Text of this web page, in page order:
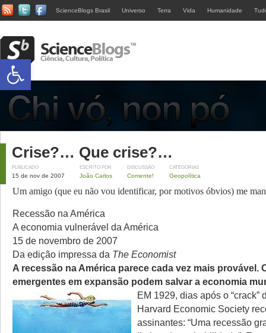
ScienceBlogs Brasil Universo Terra Vida Humanidade
Crise?… Que crise?…
PUBLICADO
15 de nov de 2007
ESCRITO POR
João Carlos
DISCUSSÃO
Comente!
CATEGORIAS
Geopolítica
Um amigo (que eu não vou identificar, por motivos óbvios) me
Recessão na América
A economia vulnerável da América
15 de novembro de 2007
Da edição impressa da The Economist
A recessão na América parece cada vez mais provável.
emergentes em expansão podem salvar a economia
EM 1929, dias após o “crack”
Harvard Economic Society
assinantes: “Uma recessão
Abrir a barra de ferramentas